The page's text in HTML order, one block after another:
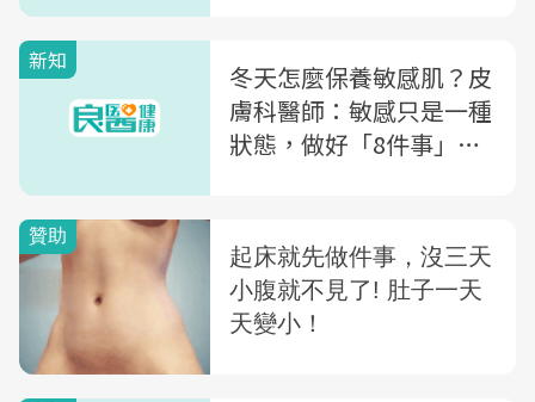
新知
冬天怎麼保養敏感肌？皮
膚科醫師：敏感只是一種
狀態，做好「8件事」避